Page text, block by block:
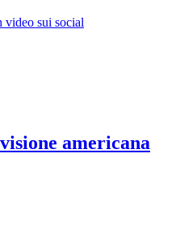
video sui social
americana